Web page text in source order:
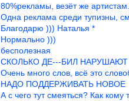
80%рекламы, везёт же артистам.Режиссёры, сценаристы вы где
Одна реклама среди тупизны, смотреть
Благодарю ))) Наталья *
Нормально )))
бесполезная
СКОЛЬКО ДЕ---БИЛ НАРУШАЮТ ТЕХНИКУ
Очень много слов, всё это словоблудие можно было уложить в
НАДО ПОДДЕРЖИВАТЬ НОВОЕ
А с чего тут смеяться? Как кому то больно? Не